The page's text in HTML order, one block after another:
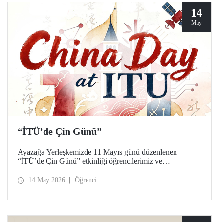
14
May
“İTÜ’de Çin Günü”
Ayazağa Yerleşkemizde 11 Mayıs günü düzenlenen
“İTÜ’de Çin Günü” etkinliği öğrencilerimiz ve
14 May 2026 Öğrenci